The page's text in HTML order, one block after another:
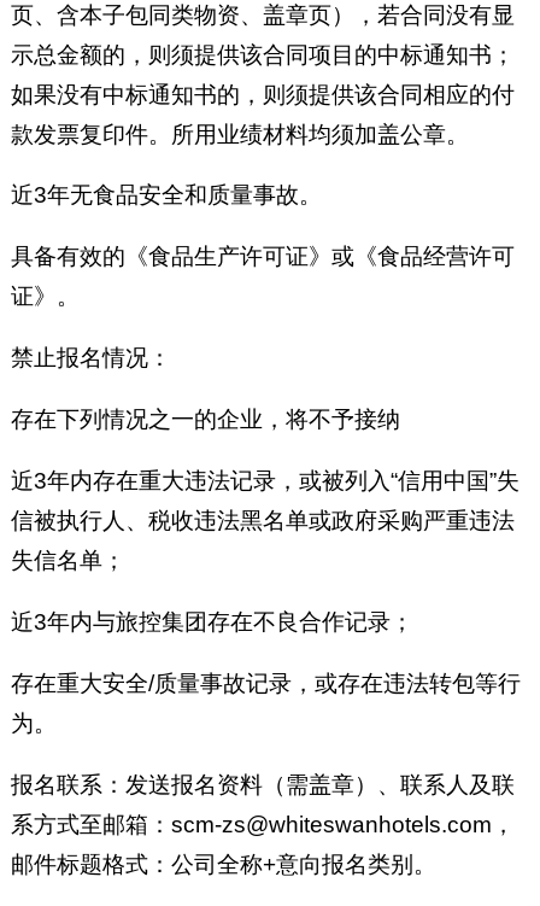
页、含本子包同类物资、盖章页），若合同没有显
示总金额的，则须提供该合同项目的中标通知书；
如果没有中标通知书的，则须提供该合同相应的付
款发票复印件。所用业绩材料均须加盖公章。
近3年无食品安全和质量事故。
具备有效的《食品生产许可证》或《食品经营许可
证》。
禁止报名情况：
存在下列情况之一的企业，将不予接纳
近3年内存在重大违法记录，或被列入“信用中国”失
信被执行人、税收违法黑名单或政府采购严重违法
失信名单；
近3年内与旅控集团存在不良合作记录；
存在重大安全/质量事故记录，或存在违法转包等行
为。
报名联系：发送报名资料（需盖章）、联系人及联
系方式至邮箱：scm-zs@whiteswanhotels.com，
邮件标题格式：公司全称+意向报名类别。